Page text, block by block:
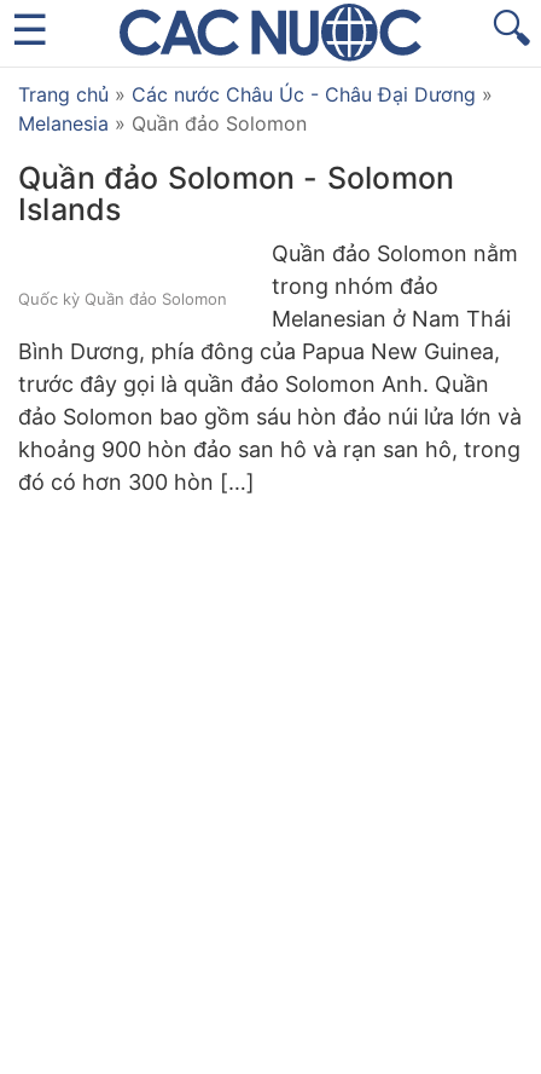
🔍
Trang chủ » Các nước Châu Úc - Châu Đại Dương »
Melanesia » Quần đảo Solomon
Quần đảo Solomon - Solomon
Islands
Quốc kỳ Quần đảo Solomon
Quần đảo Solomon nằm
trong nhóm đảo
Melanesian ở Nam Thái
Bình Dương, phía đông của Papua New Guinea,
trước đây gọi là quần đảo Solomon Anh. Quần
đảo Solomon bao gồm sáu hòn đảo núi lửa lớn và
khoảng 900 hòn đảo san hô và rạn san hô, trong
đó có hơn 300 hòn […]